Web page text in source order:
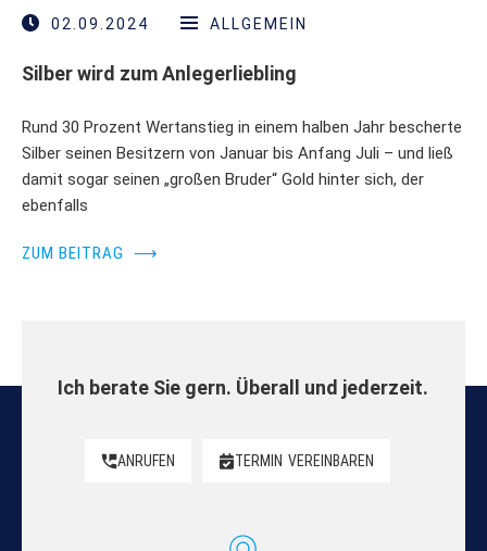
02.09.2024 ALLGEMEIN
Silber wird zum Anlegerliebling
Rund 30 Prozent Wertanstieg in einem halben Jahr bescherte
Silber seinen Besitzern von Januar bis Anfang Juli – und ließ
damit sogar seinen „großen Bruder“ Gold hinter sich, der
ebenfalls
ZUM BEITRAG ⟶
Ich berate Sie gern. Überall und jederzeit.
ANRUFEN TERMIN VEREINBAREN